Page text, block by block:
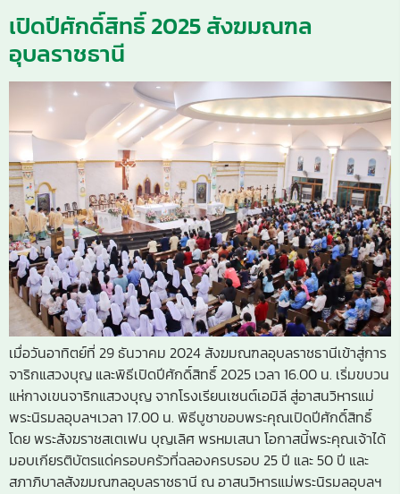
เปิดปีศักดิ์สิทธิ์ 2025 สังฆมณฑล
อุบลราชธานี
เมื่อวันอาทิตย์ที่ 29 ธันวาคม 2024 สังฆมณฑลอุบลราชธานีเข้าสู่การ
จาริกแสวงบุญ และพิธีเปิดปีศักดิ์สิทธิ์ 2025 เวลา 16.00 น. เริ่มขบวน
แห่กางเขนจาริกแสวงบุญ จากโรงเรียนเซนต์เอมิลี สู่อาสนวิหารแม่
พระนิรมลอุบลฯเวลา 17.00 น. พิธีบูชาขอบพระคุณเปิดปีศักดิ์สิทธิ์
โดย พระสังฆราชสเตเฟน บุญเลิศ พรหมเสนา โอกาสนี้พระคุณเจ้าได้
มอบเกียรติบัตรแด่ครอบครัวที่ฉลองครบรอบ 25 ปี และ 50 ปี และ
สภาภิบาลสังฆมณฑลอุบลราชธานี ณ อาสนวิหารแม่พระนิรมลอุบลฯ